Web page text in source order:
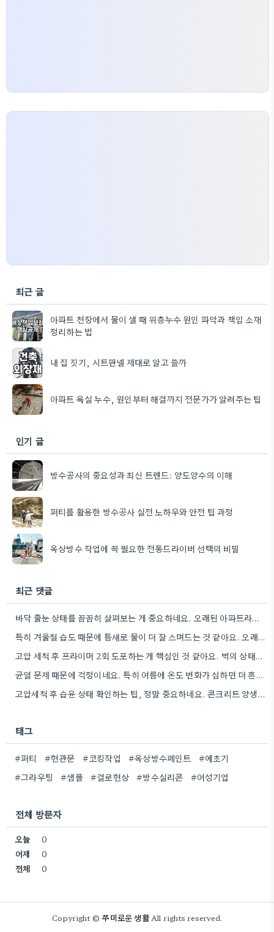
최근 글
아파트 천장에서 물이 샐 때 위층누수 원인 파악과 책임 소재
정리하는 법
내 집 짓기, 시트판넬 제대로 알고 쓸까
아파트 욕실 누수, 원인부터 해결까지 전문가가 알려주는 팁
인기 글
방수공사의 중요성과 최신 트렌드: 양도양수의 이해
퍼티를 활용한 방수공사 실전 노하우와 안전 팁 과정
옥상방수 작업에 꼭 필요한 전동드라이버 선택의 비밀
최근 댓글
바닥 줄눈 상태를 꼼꼼히 살펴보는 게 중요하네요. 오래된 아파트라면 줄눈부터 망가지기 쉬울 것 같아요.
특히 겨울철 습도 때문에 틈새로 물이 더 잘 스며드는 것 같아요. 오래된 건물일수록 이런 부분에…
고압 세척 후 프라이머 2회 도포하는 게 핵심인 것 같아요. 벽의 상태에 따라 흡수율이 달라지니까,…
균열 문제 때문에 걱정이네요. 특히 여름에 온도 변화가 심하면 더 흔할 텐데, 시공 전에 충분한…
고압세척 후 습윤 상태 확인하는 팁, 정말 중요하네요. 콘크리트 양생 기간도 꼼꼼히 확인해야 하는 것…
태그
#퍼티 #현관문 #코킹작업 #옥상방수페인트
#예초기
#그라우팅
#샘플 #결로현상 #방수실리콘 #여성기업
전체 방문자
오늘
0
어제
0
전체
0
Copyright ©쭈미로운 생활All rights reserved.